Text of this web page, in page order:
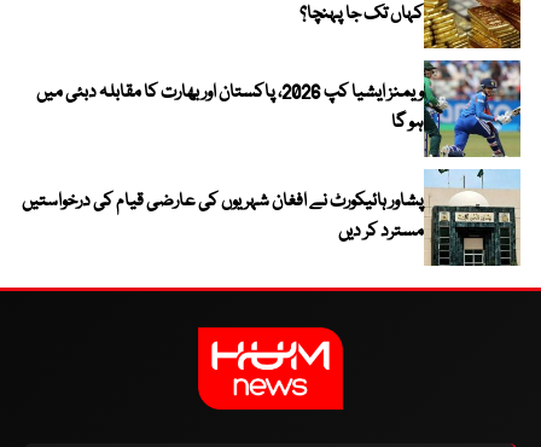
کہاں تک جا پہنچا؟
ویمنز ایشیا کپ 2026، پاکستان اور بھارت کا مقابلہ دبئی میں
ہو گا
پشاور ہائیکورٹ نے افغان شہریوں کی عارضی قیام کی درخواستیں
مسترد کر دیں